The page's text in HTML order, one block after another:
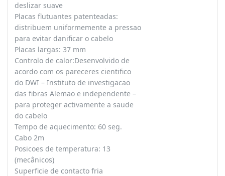
deslizar suave
Placas flutuantes patenteadas:
distribuem uniformemente a pressao
para evitar danificar o cabelo
Placas largas: 37 mm
Controlo de calor:Desenvolvido de
acordo com os pareceres cientifico
do DWI – Instituto de investigacao
das fibras Alemao e independente –
para proteger activamente a saude
do cabelo
Tempo de aquecimento: 60 seg.
Cabo 2m
Posicoes de temperatura: 13
(mecânicos)
Superficie de contacto fria